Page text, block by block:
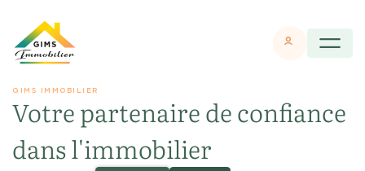
GIMS IMMOBILIER
Votre partenaire de confiance
dans l'immobilier